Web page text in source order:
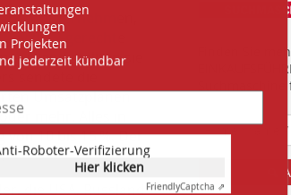
Unternehmen,
19-gerechte
stellten sie
sendete die
Umsatzplänen
mehr. Alles in
10 bis 15 %. Der
die USA, Russland
Projekten
jederzeit kündbar
Roboter-Verifizierung
Hier klicken
FriendlyCaptcha ⇗
Finden Sie